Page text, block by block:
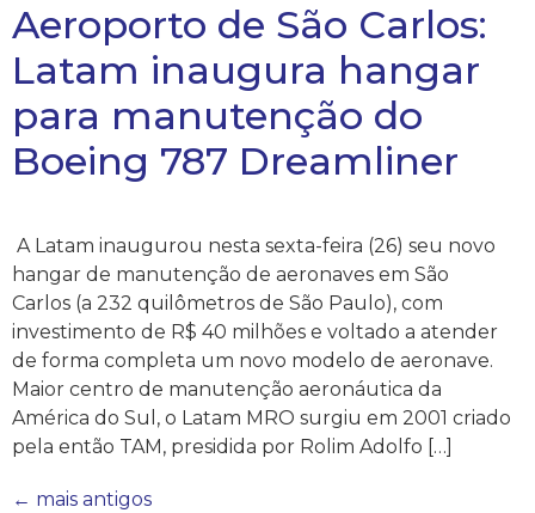
Aeroporto de São Carlos:
Latam inaugura hangar
para manutenção do
Boeing 787 Dreamliner
A Latam inaugurou nesta sexta-feira (26) seu novo
hangar de manutenção de aeronaves em São
Carlos (a 232 quilômetros de São Paulo), com
investimento de R$ 40 milhões e voltado a atender
de forma completa um novo modelo de aeronave.
Maior centro de manutenção aeronáutica da
América do Sul, o Latam MRO surgiu em 2001 criado
pela então TAM, presidida por Rolim Adolfo […]
← mais antigos